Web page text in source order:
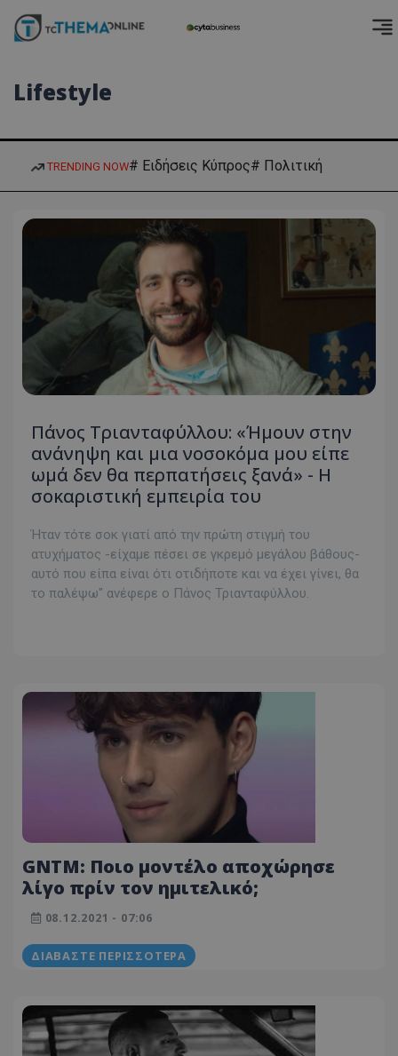
Lifestyle
TRENDING NOW# Ειδήσεις Κύπρος# Πολιτική
Πάνος Τριανταφύλλου: «Ήμουν στην
ανάνηψη και μια νοσοκόμα μου είπε
ωμά δεν θα περπατήσεις ξανά» - Η
σοκαριστική εμπειρία του
Ήταν τότε σοκ γιατί από την πρώτη στιγμή του
ατυχήματος -είχαμε πέσει σε γκρεμό μεγάλου βάθους-
αυτό που είπα είναι ότι οτιδήποτε και να έχει γίνει, θα
το παλέψω" ανέφερε ο Πάνος Τριανταφύλλου.
GNTM: Ποιο μοντέλο αποχώρησε
λίγο πρίν τον ημιτελικό;
08.12.2021 - 07:06
ΔΙΑΒΆΣΤΕ ΠΕΡΙΣΣΌΤΕΡΑ